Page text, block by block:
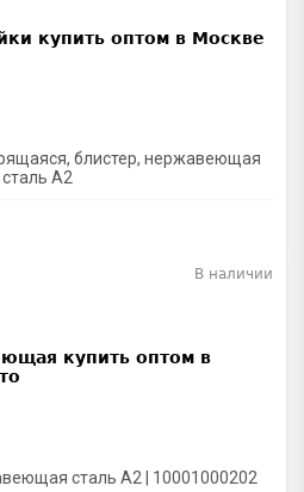
блистер, нержавеющая
сталь A2
сталь A2 | 10001000202
В наличии